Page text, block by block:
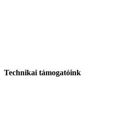
Technikai támogatóink